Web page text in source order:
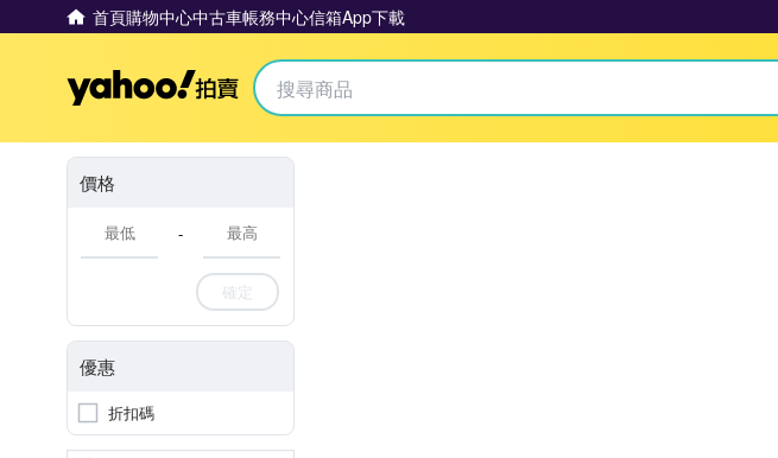
首頁購物中心中古車帳務中心信箱App下載
Yahoo拍賣
價格
-
確定
優惠
折扣碼